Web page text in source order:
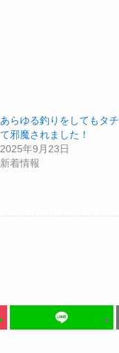
あらゆる釣りをしてもタ
て邪魔されました！
2025年9月23日
新着情報